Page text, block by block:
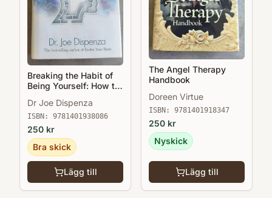
Breaking the Habit of
Being Yourself: How to
Create a New One
Dr Joe Dispenza
ISBN: 9781401938086
250 kr
Bra skick
Lägg till
The Angel Therapy
Handbook
Doreen Virtue
ISBN: 9781401918347
250 kr
Nyskick
Lägg till